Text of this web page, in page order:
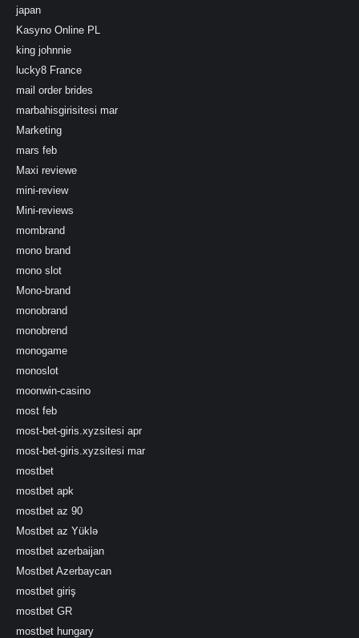
japan
Kasyno Online PL
king johnnie
lucky8 France
mail order brides
marbahisgirisitesi mar
Marketing
mars feb
Maxi reviewe
mini-review
Mini-reviews
mombrand
mono brand
mono slot
Mono-brand
monobrand
monobrend
monogame
monoslot
moonwin-casino
most feb
most-bet-giris.xyzsitesi apr
most-bet-giris.xyzsitesi mar
mostbet
mostbet apk
mostbet az 90
Mostbet az Yüklə
mostbet azerbaijan
Mostbet Azerbaycan
mostbet giriş
mostbet GR
mostbet hungary